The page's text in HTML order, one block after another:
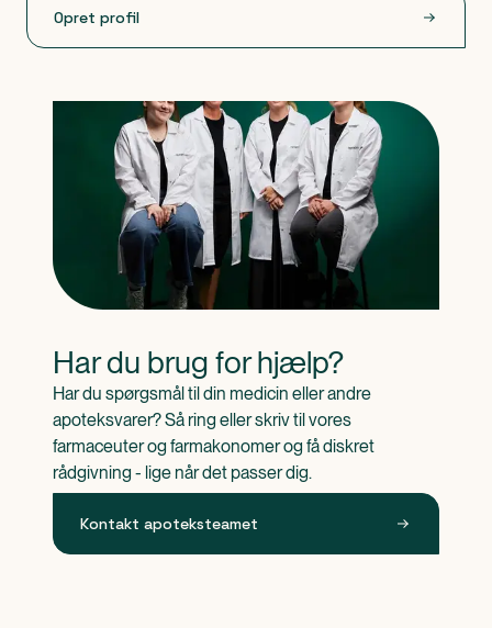
Opret profil
Har du brug for hjælp?
Har du spørgsmål til din medicin eller andre
apoteksvarer? Så ring eller skriv til vores
farmaceuter og farmakonomer og få diskret
rådgivning - lige når det passer dig.
Kontakt apoteksteamet